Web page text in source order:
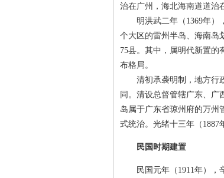
治在广州，海北海南道道治
明洪武二年（1369年），
个大区的雷州半岛、海南岛
75县。其中，属明代新置
布格局。
清初承袭明制，地方行政
同。清设总督管辖广东、广
岛属于广东省琼州府的万州
式统治。光绪十三年（1887
民国时期建置
民国元年（1911年），辛